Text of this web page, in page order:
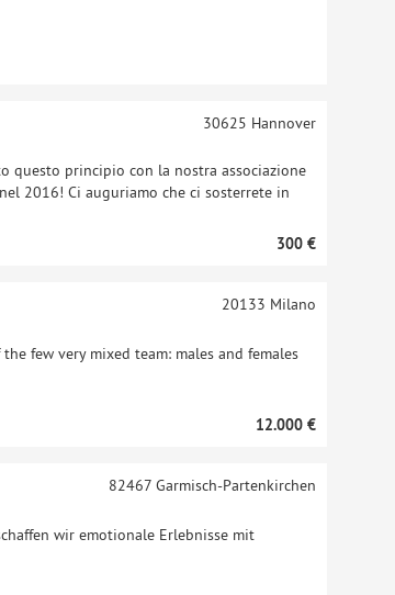
questo principio con la nostra associazione
2016! Ci auguriamo che ci sosterrete in
30625 Hannover
300 €
few very mixed team: males and females
20133 Milano
12.000 €
wir emotionale Erlebnisse mit
82467Garmisch-Partenkirchen